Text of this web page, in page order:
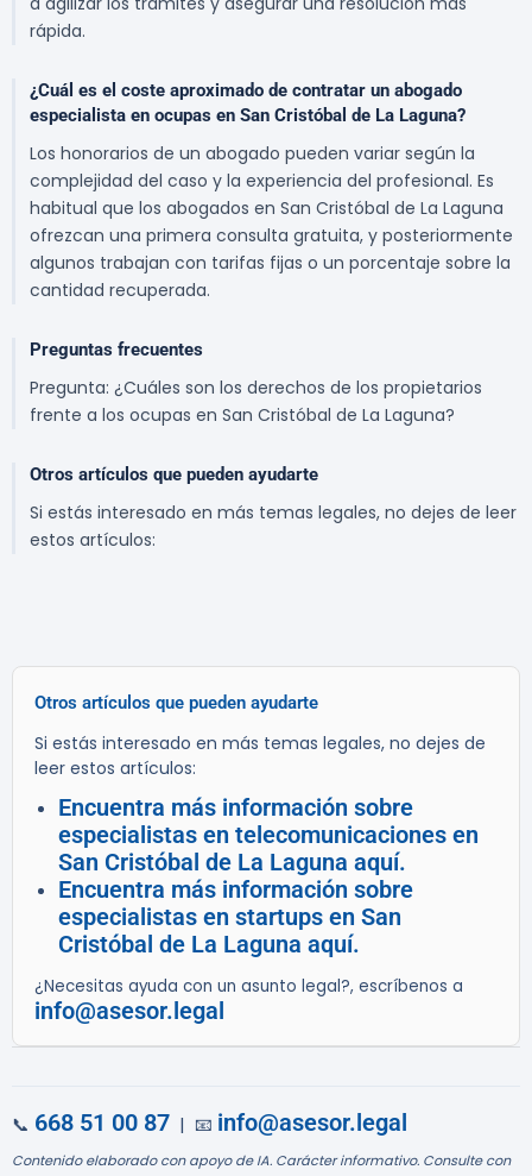
rápida.
¿Cuál es el coste aproximado de contratar un abogado
especialista en ocupas en San Cristóbal de La Laguna?
Los honorarios de un abogado pueden variar según la
complejidad del caso y la experiencia del profesional. Es
habitual que los abogados en San Cristóbal de La Laguna
ofrezcan una primera consulta gratuita, y posteriormente
algunos trabajan con tarifas fijas o un porcentaje sobre la
cantidad recuperada.
Preguntas frecuentes
Pregunta: ¿Cuáles son los derechos de los propietarios
frente a los ocupas en San Cristóbal de La Laguna?
Otros artículos que pueden ayudarte
Si estás interesado en más temas legales, no dejes de leer
estos artículos:
Otros artículos que pueden ayudarte
Si estás interesado en más temas legales, no dejes de
leer estos artículos:
Encuentra más información sobre
especialistas en telecomunicaciones en
San Cristóbal de La Laguna aquí.
Encuentra más información sobre
especialistas en startups en San
Cristóbal de La Laguna aquí.
¿Necesitas ayuda con un asunto legal?, escríbenos a
info@asesor.legal
📞 668 51 00 87 | 📧 info@asesor.legal
Contenido elaborado con apoyo de IA. Carácter informativo. Consulte con